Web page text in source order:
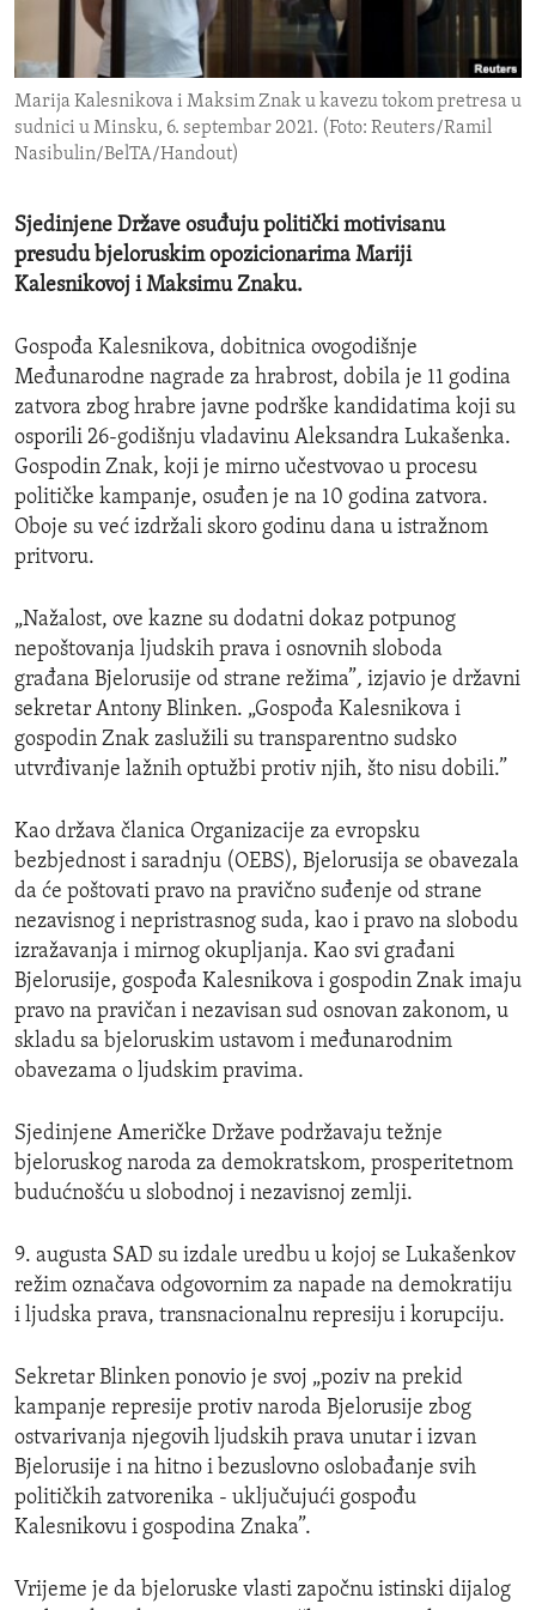
ENVIRONMENT AND HEALTH
IDEALS AND INSTITUTIONS
Marija Kalesnikova i Maksim Znak u kavezu tokom pretresa u
sudnici u Minsku, 6. septembar 2021. (Foto: Reuters/Ramil
Nasibulin/BelTA/Handout)
Sjedinjene Države osuđuju politički motivisanu
presudu bjeloruskim opozicionarima Mariji
Kalesnikovoj i Maksimu Znaku.
Gospođa Kalesnikova, dobitnica ovogodišnje
Međunarodne nagrade za hrabrost, dobila je 11 godina
zatvora zbog hrabre javne podrške kandidatima koji su
osporili 26-godišnju vladavinu Aleksandra Lukašenka.
Gospodin Znak, koji je mirno učestvovao u procesu
političke kampanje, osuđen je na 10 godina zatvora.
Oboje su već izdržali skoro godinu dana u istražnom
pritvoru.
„Nažalost, ove kazne su dodatni dokaz potpunog
nepoštovanja ljudskih prava i osnovnih sloboda
građana Bjelorusije od strane režima”, izjavio je državni
sekretar Antony Blinken. „Gospođa Kalesnikova i
gospodin Znak zaslužili su transparentno sudsko
utvrđivanje lažnih optužbi protiv njih, što nisu dobili.”
Kao država članica Organizacije za evropsku
bezbjednost i saradnju (OEBS), Bjelorusija se obavezala
da će poštovati pravo na pravično suđenje od strane
nezavisnog i nepristrasnog suda, kao i pravo na slobodu
izražavanja i mirnog okupljanja. Kao svi građani
Bjelorusije, gospođa Kalesnikova i gospodin Znak imaju
pravo na pravičan i nezavisan sud osnovan zakonom, u
skladu sa bjeloruskim ustavom i međunarodnim
obavezama o ljudskim pravima.
Sjedinjene Američke Države podržavaju težnje
bjeloruskog naroda za demokratskom, prosperitetnom
budućnošću u slobodnoj i nezavisnoj zemlji.
9. augusta SAD su izdale uredbu u kojoj se Lukašenkov
režim označava odgovornim za napade na demokratiju
i ljudska prava, transnacionalnu represiju i korupciju.
Sekretar Blinken ponovio je svoj „poziv na prekid
kampanje represije protiv naroda Bjelorusije zbog
ostvarivanja njegovih ljudskih prava unutar i izvan
Bjelorusije i na hitno i bezuslovno oslobađanje svih
političkih zatvorenika - uključujući gospođu
Kalesnikovu i gospodina Znaka”.
Vrijeme je da bjeloruske vlasti započnu istinski dijalog